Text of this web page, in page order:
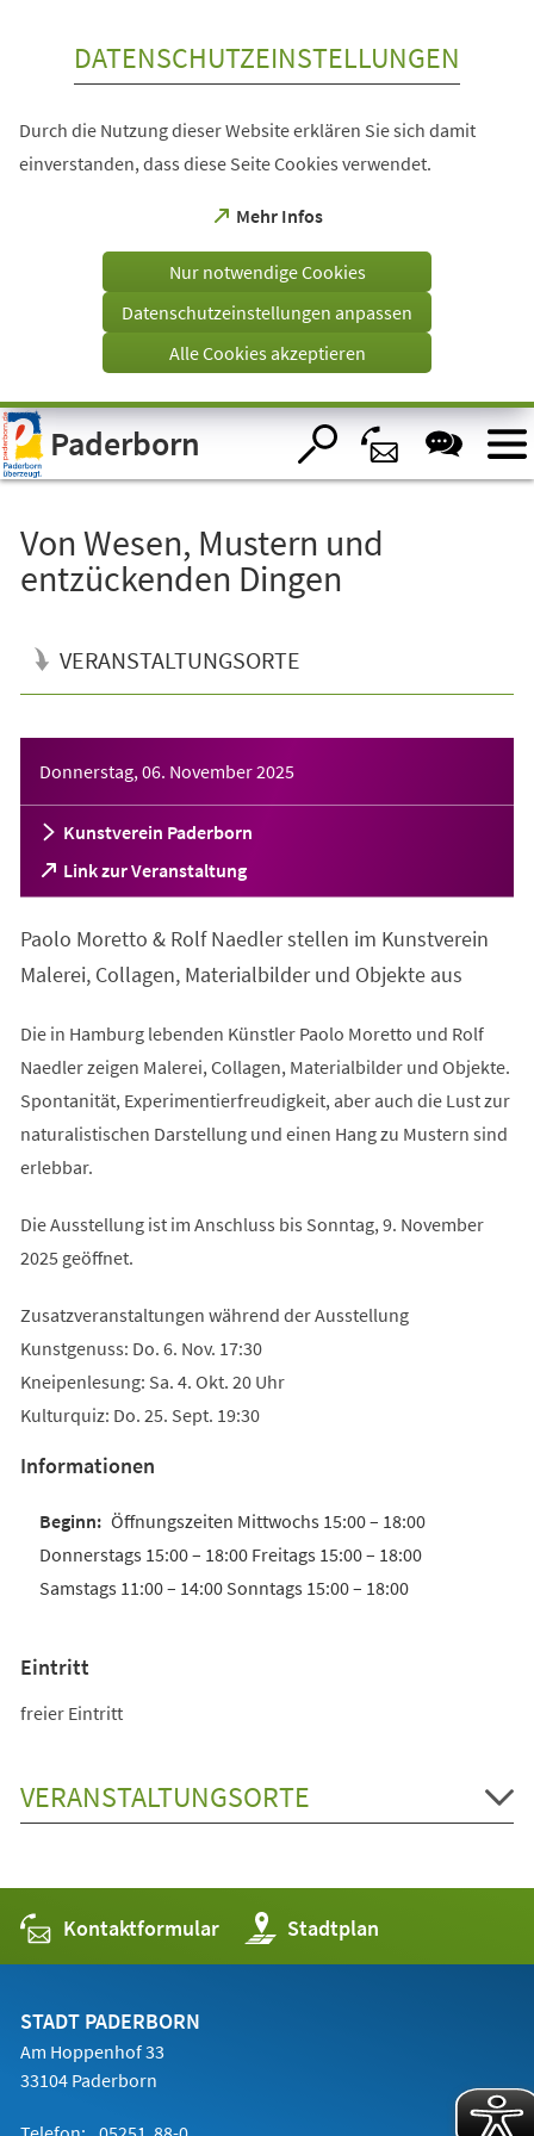
Visuelle
Assistenzsoftware
öffnen.
DATENSCHUTZEINSTELLUNGEN
Durch die Nutzung dieser Website erklären Sie sich damit
einverstanden, dass diese Seite Cookies verwendet.
Mehr Infos
(Öffnet
einem
Tab)
Nur notwendige Cookies
Datenschutzeinstellungen anpassen
Alle Cookies akzeptieren
Paderborn
Von Wesen, Mustern und
entzückenden Dingen
VERANSTALTUNGSORTE
Donnerstag, 06. November 2025
Kunstverein Paderborn
Link zur Veranstaltung
(Öffnet
in
neuen
Tab)
Paolo Moretto & Rolf Naedler stellen im Kunstverein
Malerei, Collagen, Materialbilder und Objekte aus
Die in Hamburg lebenden Künstler Paolo Moretto und Rolf
Naedler zeigen Malerei, Collagen, Materialbilder und Objekte.
Spontanität, Experimentierfreudigkeit, aber auch die Lust zur
naturalistischen Darstellung und einen Hang zu Mustern sind
erlebbar.
Die Ausstellung ist im Anschluss bis Sonntag, 9. November
2025 geöffnet.
Zusatzveranstaltungen während der Ausstellung
Kunstgenuss: Do. 6. Nov. 17:30
Kneipenlesung: Sa. 4. Okt. 20 Uhr
Kulturquiz: Do. 25. Sept. 19:30
Informationen
Öffnungszeiten Mittwochs 15:00 – 18:00
Donnerstags 15:00 – 18:00 Freitags 15:00 – 18:00
Samstags 11:00 – 14:00 Sonntags 15:00 – 18:00
Eintritt
freier Eintritt
VERANSTALTUNGSORTE
Kontaktformular Stadtplan
(Öffnet
in
einem
STADT PADERBORN
Am Hoppenhof 33
33104 Paderborn